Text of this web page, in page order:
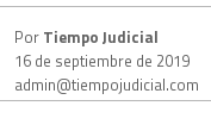
PorTiempo Judicial
16 de septiembre de 2019
admin@tiempojudicial.com